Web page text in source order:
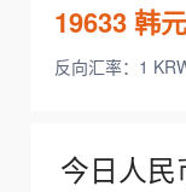
19633韩
反向汇率：1
今日人民